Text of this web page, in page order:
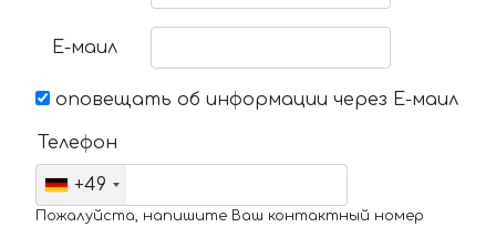
Е-маил
оповещать об информации через Е-маил
Телефон
+49
Пожалуйста, напишите Ваш контактный номер